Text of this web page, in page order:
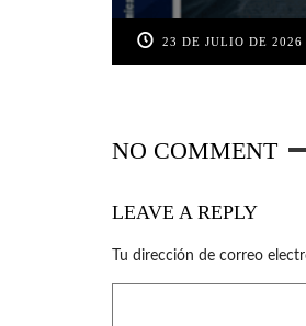
23 DE JULIO DE 2026
NO COMMENT
LEAVE A REPLY
Tu dirección de correo